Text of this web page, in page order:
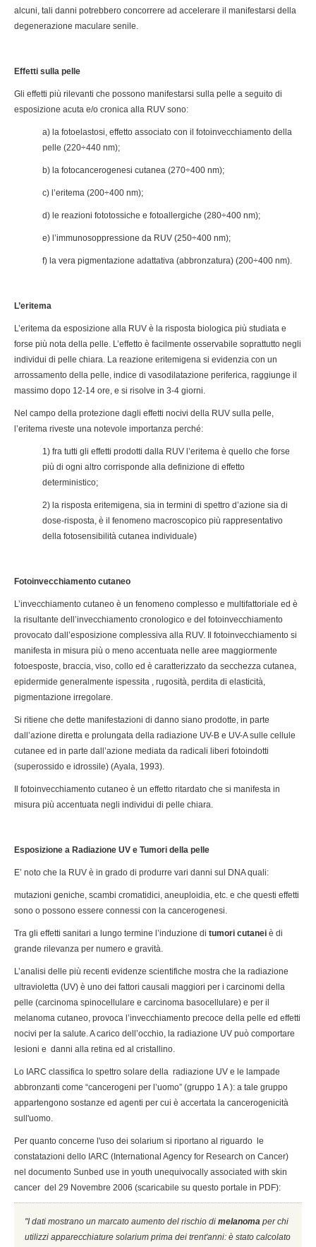
alcuni, tali danni potrebbero concorrere ad accelerare il manifestarsi della
degenerazione maculare senile.
Effetti sulla pelle
Gli effetti più rilevanti che possono manifestarsi sulla pelle a seguito di
esposizione acuta e/o cronica alla RUV sono:
a) la fotoelastosi, effetto associato con il fotoinvecchiamento della
pelle (220÷440 nm);
b) la fotocancerogenesi cutanea (270÷400 nm);
c) l’eritema (200÷400 nm);
d) le reazioni fototossiche e fotoallergiche (280÷400 nm);
e) l’immunosoppressione da RUV (250÷400 nm);
f) la vera pigmentazione adattativa (abbronzatura) (200÷400 nm).
L’eritema
L’eritema da esposizione alla RUV è la risposta biologica più studiata e
forse più nota della pelle. L’effetto è facilmente osservabile soprattutto negli
individui di pelle chiara. La reazione eritemigena si evidenzia con un
arrossamento della pelle, indice di vasodilatazione periferica, raggiunge il
massimo dopo 12-14 ore, e si risolve in 3-4 giorni.
Nel campo della protezione dagli effetti nocivi della RUV sulla pelle,
l’eritema riveste una notevole importanza perché:
1) fra tutti gli effetti prodotti dalla RUV l’eritema è quello che forse
più di ogni altro corrisponde alla definizione di effetto
deterministico;
2) la risposta eritemigena, sia in termini di spettro d’azione sia di
dose-risposta, è il fenomeno macroscopico più rappresentativo
della fotosensibilità cutanea individuale)
Fotoinvecchiamento cutaneo
L’invecchiamento cutaneo è un fenomeno complesso e multifattoriale ed è
la risultante dell’invecchiamento cronologico e del fotoinvecchiamento
provocato dall’esposizione complessiva alla RUV. Il fotoinvecchiamento si
manifesta in misura più o meno accentuata nelle aree maggiormente
fotoesposte, braccia, viso, collo ed è caratterizzato da secchezza cutanea,
epidermide generalmente ispessita , rugosità, perdita di elasticità,
pigmentazione irregolare.
Si ritiene che dette manifestazioni di danno siano prodotte, in parte
dall’azione diretta e prolungata della radiazione UV-B e UV-A sulle cellule
cutanee ed in parte dall’azione mediata da radicali liberi fotoindotti
(superossido e idrossile) (Ayala, 1993).
Il fotoinvecchiamento cutaneo è un effetto ritardato che si manifesta in
misura più accentuata negli individui di pelle chiara.
Esposizione a Radiazione UV e Tumori della pelle
E’ noto che la RUV è in grado di produrre vari danni sul DNA quali:
mutazioni geniche, scambi cromatidici, aneuploidia, etc. e che questi effetti
sono o possono essere connessi con la cancerogenesi.
Tra gli effetti sanitari a lungo termine l’induzione di tumori cutanei è di
grande rilevanza per numero e gravità.
L’analisi delle più recenti evidenze scientifiche mostra che la radiazione
ultravioletta (UV) è uno dei fattori causali maggiori per i carcinomi della
pelle (carcinoma spinocellulare e carcinoma basocellulare) e per il
melanoma cutaneo, provoca l’invecchiamento precoce della pelle ed effetti
nocivi per la salute. A carico dell’occhio, la radiazione UV può comportare
lesioni e danni alla retina ed al cristallino.
Lo IARC classifica lo spettro solare della radiazione UV e le lampade
abbronzanti come “cancerogeni per l’uomo” (gruppo 1 A ): a tale gruppo
appartengono sostanze ed agenti per cui è accertata la cancerogenicità
sull'uomo.
Per quanto concerne l'uso dei solarium si riportano al riguardo le
constatazioni dello IARC (International Agency for Research on Cancer)
nel documento Sunbed use in youth unequivocally associated with skin
cancer del 29 Novembre 2006 (scaricabile su questo portale in PDF):
''I dati mostrano un marcato aumento del rischio di melanoma per chi
utilizzi apparecchiature solarium prima dei trent'anni: è stato calcolato